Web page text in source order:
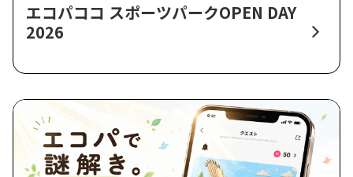
エコパココ スポーツパークOPEN DAY
2026